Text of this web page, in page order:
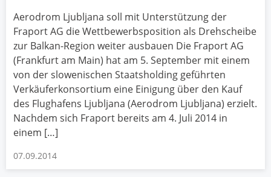
Aerodrom Ljubljana soll mit Unterstützung der
Fraport AG die Wettbewerbsposition als Drehscheibe
zur Balkan-Region weiter ausbauen Die Fraport AG
(Frankfurt am Main) hat am 5. September mit einem
von der slowenischen Staatsholding geführten
Verkäuferkonsortium eine Einigung über den Kauf
des Flughafens Ljubljana (Aerodrom Ljubljana) erzielt.
Nachdem sich Fraport bereits am 4. Juli 2014 in
einem […]
07.09.2014